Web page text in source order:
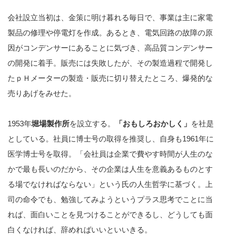
会社設立当初は、金策に明け暮れる毎日で、事業は主に家電
製品の修理や停電灯を作成。あるとき、電気回路の故障の原
因がコンデンサーにあることに気づき、高品質コンデンサー
の開発に着手。販売には失敗したが、その製造過程で開発し
たｐＨメーターの製造・販売に切り替えたところ、爆発的な
売りあげをみせた。
1953年堀場製作所を設立する。 「おもしろおかしく」 を社是
としている。社員に博士号の取得を推奨し、自身も1961年に
医学博士号を取得。「会社員は企業で費やす時間が人生のな
かで最も長いのだから、その企業は人生を意義あるものとす
る場でなければならない」という氏の人生哲学に基づく。上
司の命令でも、勉強してみようというプラス思考でことに当
れば、面白いことを見つけることができるし、どうしても面
白くなければ、辞めればいいといいきる。